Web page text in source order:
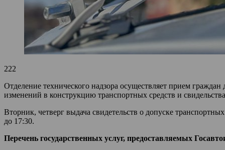
222
Отделение технического надзора осуществляет прием
изменений в конструкцию транспортных средств и
Вторник, четверг выдача свидетельств о допуске
до 17:30.
Перечень государственных услуг, предоставляемых